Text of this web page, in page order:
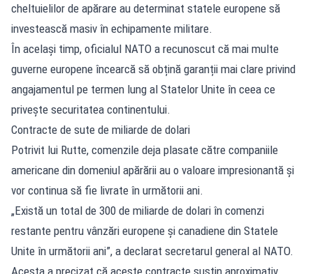
cheltuielilor de apărare au determinat statele europene să
investească masiv în echipamente militare.
În același timp, oficialul NATO a recunoscut că mai multe
guverne europene încearcă să obțină garanții mai clare privind
angajamentul pe termen lung al Statelor Unite în ceea ce
privește securitatea continentului.
Contracte de sute de miliarde de dolari
Potrivit lui Rutte, comenzile deja plasate către companiile
americane din domeniul apărării au o valoare impresionantă și
vor continua să fie livrate în următorii ani.
„Există un total de 300 de miliarde de dolari în comenzi
restante pentru vânzări europene și canadiene din Statele
Unite în următorii ani”, a declarat secretarul general al NATO.
Acesta a precizat că aceste contracte susțin aproximativ